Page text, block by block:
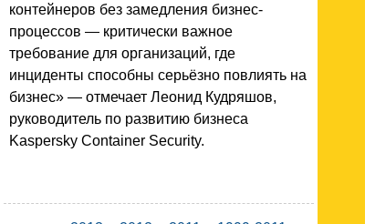
контейнеров без замедления бизнес-
процессов — критически важное
требование для организаций, где
инциденты способны серьёзно повлиять на
бизнес» — отмечает Леонид Кудряшов,
руководитель по развитию бизнеса
Kaspersky Container Security.